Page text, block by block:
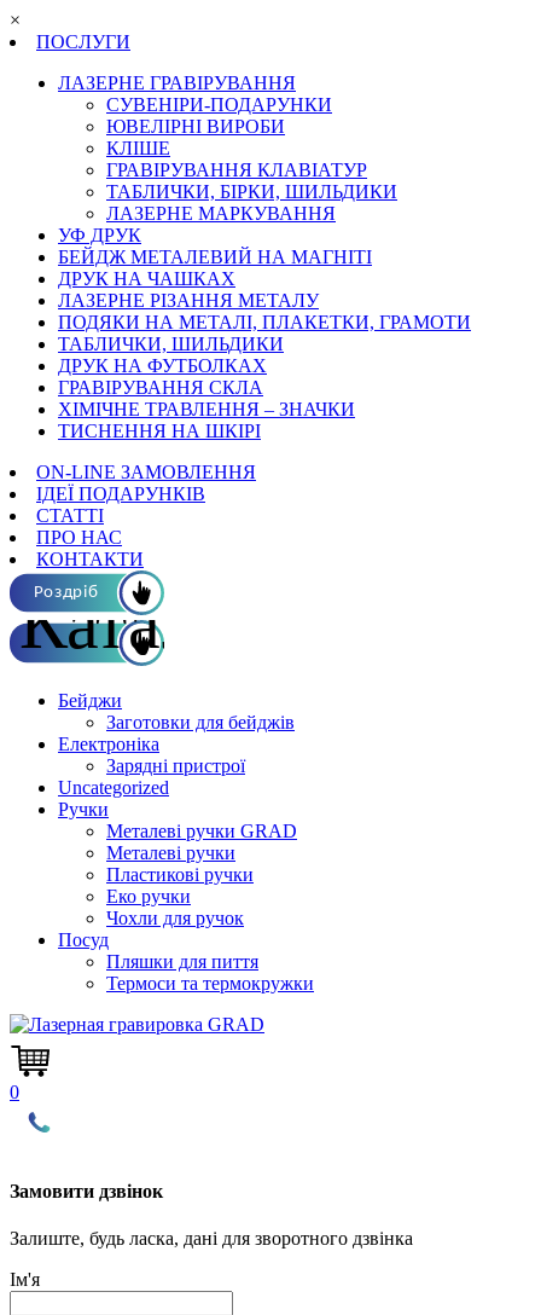
×
ПОСЛУГИ
ЛАЗЕРНЕ ГРАВІРУВАННЯ
СУВЕНІРИ-ПОДАРУНКИ
ЮВЕЛІРНІ ВИРОБИ
КЛІШЕ
ГРАВІРУВАННЯ КЛАВІАТУР
ТАБЛИЧКИ, БІРКИ, ШИЛЬДИКИ
ЛАЗЕРНЕ МАРКУВАННЯ
УФ ДРУК
БЕЙДЖ МЕТАЛЕВИЙ НА МАГНІТІ
ДРУК НА ЧАШКАХ
ЛАЗЕРНЕ РІЗАННЯ МЕТАЛУ
ПОДЯКИ НА МЕТАЛІ, ПЛАКЕТКИ, ГРАМОТИ
ТАБЛИЧКИ, ШИЛЬДИКИ
ДРУК НА ФУТБОЛКАХ
ГРАВІРУВАННЯ СКЛА
ХІМІЧНЕ ТРАВЛЕННЯ – ЗНАЧКИ
ТИСНЕННЯ НА ШКІРІ
ON-LINE ЗАМОВЛЕННЯ
ІДЕЇ ПОДАРУНКІВ
СТАТТІ
ПРО НАС
КОНТАКТИ
Роздріб
Каталог ОПТ
Бейджи
Заготовки для бейджів
Електроніка
Зарядні пристрої
Uncategorized
Ручки
Металеві ручки GRAD
Металеві ручки
Пластикові ручки
Еко ручки
Чохли для ручок
Посуд
Пляшки для пиття
Термоси та термокружки
0
Замовити дзвінок
Залиште, будь ласка, дані для зворотного дзвінка
Ім'я